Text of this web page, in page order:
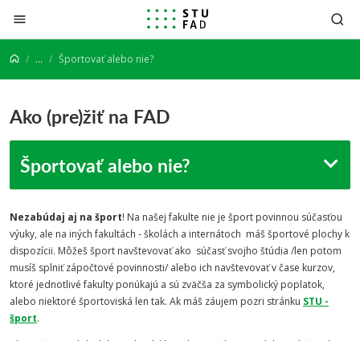
Prejsť na obsah
... Športovať alebo nie?
Ako (pre)žiť na FAD
Športovať alebo nie?
Nezabúdaj aj na šport! Na našej fakulte nie je šport povinnou súčasťou
výuky, ale na iných fakultách - školách a internátoch máš športové plochy k
dispozícii. Môžeš šport navštevovať ako súčasť svojho štúdia /len potom
musíš splniť zápočtové povinnosti/ alebo ich navštevovať v čase kurzov,
ktoré jednotlivé fakulty ponúkajú a sú zväčša za symbolický poplatok,
alebo niektoré športoviská len tak. Ak máš záujem pozri stránku STU -
šport.